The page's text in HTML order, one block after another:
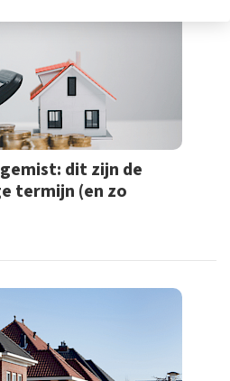
dit zijn de
termijn (en zo